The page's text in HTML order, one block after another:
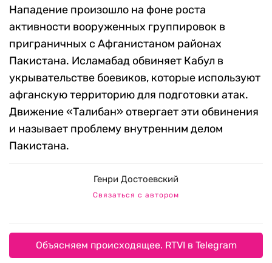
Нападение произошло на фоне роста
активности вооруженных группировок в
приграничных с Афганистаном районах
Пакистана. Исламабад обвиняет Кабул в
укрывательстве боевиков, которые используют
афганскую территорию для подготовки атак.
Движение «Талибан» отвергает эти обвинения
и называет проблему внутренним делом
Пакистана.
Генри Достоевский
Связаться с автором
Объясняем происходящее. RTVI в Telegram